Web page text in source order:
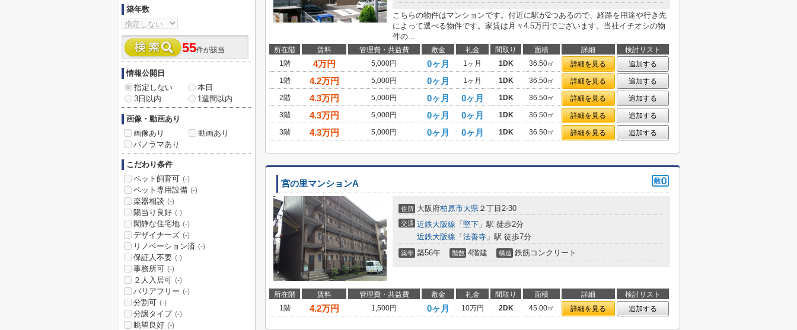
こちらの物件はマンションです。付近に駅が2つあるので、経路を用途や行き先
によって選べる物件です。家賃は月々4.5万円でございます。当社イチオシの物
件の...
所在階 賃料 管理費・共益費 敷金 礼金 間取り 面積 詳細
検討リスト
1階
4万円 5,000円 0ヶ月 1ヶ月 1DK 36.50㎡ 詳細を見る
追加する
1階
4.2万円 5,000円 0ヶ月 1ヶ月 1DK 36.50㎡ 詳細を見る
追加する
2階
4.3万円 5,000円 0ヶ月 0ヶ月 1DK 36.50㎡ 詳細を見る
追加する
3階
4.3万円 5,000円 0ヶ月 0ヶ月 1DK 36.50㎡ 詳細を見る
追加する
3階
4.3万円 5,000円 0ヶ月 0ヶ月 1DK 36.50㎡ 詳細を見る 追加する
宮の里マンションA
住所 大阪府柏原市大県 ２丁目2-30
交通 近鉄大阪線 「 堅下 」駅 徒歩2分
近鉄大阪線 「 法善寺 」駅 徒歩7分
築年 築56年 階数 4階建 構造 鉄筋コンクリート
所在階 賃料 管理費・共益費 敷金 礼金 間取り 面積 詳細
検討リスト
1階
4.2万円 1,500円 0ヶ月 10万円 2DK 45.00㎡ 詳細を見る 追加する
築年数
55件が該当
情報公開日
指定しない
本日
3日以内
1週間以内
画像・動画あり
画像あり
動画あり
パノラマあり
こだわり条件
ペット飼育可 (-)
ペット専用設備 (-)
楽器相談 (-)
陽当り良好 (-)
閑静な住宅地 (-)
デザイナーズ (-)
リノベーション済 (-)
保証人不要 (-)
事務所可 (-)
２人入居可 (-)
バリアフリー (-)
分割可 (-)
分譲タイプ (-)
眺望良好 (-)